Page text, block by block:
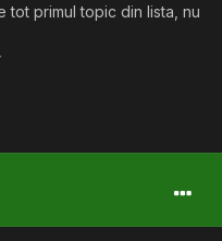
tot primul topic din lista, nu